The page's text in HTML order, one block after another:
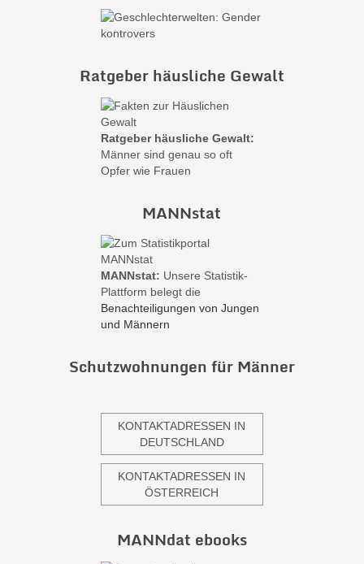
Ratgeber häusliche Gewalt
Ratgeber häusliche Gewalt:
Männer sind genau so oft
Opfer wie Frauen
MANNstat
MANNstat: Unsere Statistik-
Plattform belegt die
Benachteiligungen von Jungen
und Männern
Schutzwohnungen für Männer
KONTAKTADRESSEN IN
DEUTSCHLAND
KONTAKTADRESSEN IN
ÖSTERREICH
MANNdat ebooks